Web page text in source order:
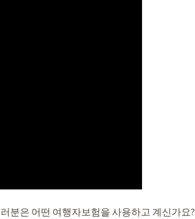
분은 어떤 여행자보험을 사용하고 계신가요?